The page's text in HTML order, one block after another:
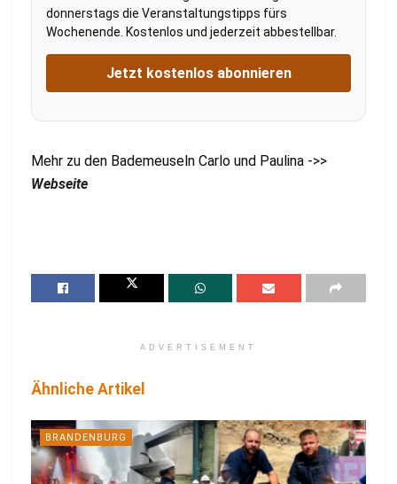
donnerstags die Veranstaltungstipps fürs
Wochenende. Kostenlos und jederzeit abbestellbar.
Jetzt kostenlos abonnieren
Mehr zu den Bademeuseln Carlo und Paulina ->>
Webseite
ADVERTISEMENT
Ähnliche Artikel
BRANDENBURG